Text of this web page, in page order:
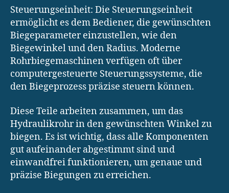
Steuerungseinheit: Die Steuerungseinheit
ermöglicht es dem Bediener, die gewünschten
Biegeparameter einzustellen, wie den
Biegewinkel und den Radius. Moderne
Rohrbiegemaschinen verfügen oft über
computergesteuerte Steuerungssysteme, die
den Biegeprozess präzise steuern können.
Diese Teile arbeiten zusammen, um das
Hydraulikrohr in den gewünschten Winkel zu
biegen. Es ist wichtig, dass alle Komponenten
gut aufeinander abgestimmt sind und
einwandfrei funktionieren, um genaue und
präzise Biegungen zu erreichen.